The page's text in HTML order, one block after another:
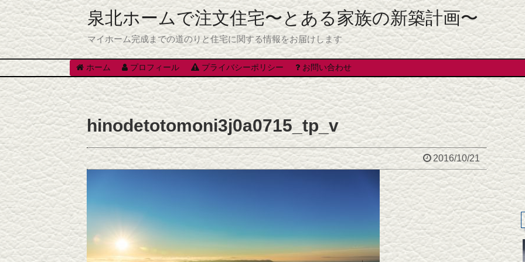
泉北ホームで注文住宅〜とある家族の新築計画〜
マイホーム完成までの道のりと住宅に関する情報をお届けします
ホーム プロフィール プライバシーポリシー お問い合わせ
hinodetotomoni3j0a0715_tp_v
2016/10/21